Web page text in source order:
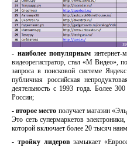
- наиболее популярным
видеорегистратор, стал «М Видео»,
запроса в поисковой системе
публичная российская
деятельность с 1993 года. Более
России;
- второе место получает магазин
Это сеть супермаркетов
которой включает более 20 тысяч
- тройку лидеров замыкает